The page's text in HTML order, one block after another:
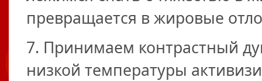
превращается в жировые
7. Принимаем контрастный
низкой температуры